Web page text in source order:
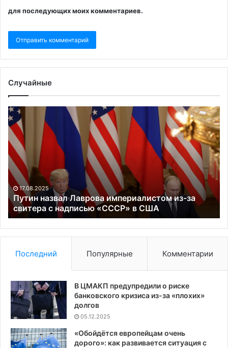
для последующих моих комментариев.
Случайные
Путин
назвал
Лаврова
империалистом
из-
за
свитера
с
надписью
«СССР»
в
США
17.08.2025
Путин назвал Лаврова империалистом из-за
свитера с надписью «СССР» в США
в
Последний Популярные Комментарии
В ЦМАКП предупредили о риске
банковского кризиса из-за «плохих»
долгов
05.12.2025
«Обойдётся европейцам очень
дорого»: как развивается ситуация с